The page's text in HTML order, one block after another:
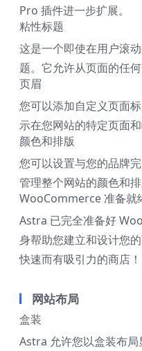
Pro 插件进一步扩展。
粘性标题
这是一个即使在用户滚
题。它允许从页面的任
页眉
您可以添加自定义页面
示在您网站的特定页面和
颜色和排版
您可以设置与您的品牌
管理整个网站的颜色和排
WooCommerce 准备就
Astra 已完全准备好
身帮助您建立和设计您
快速而有吸引力的商店！
网站布局
盒装
Astra 允许您以盒装布